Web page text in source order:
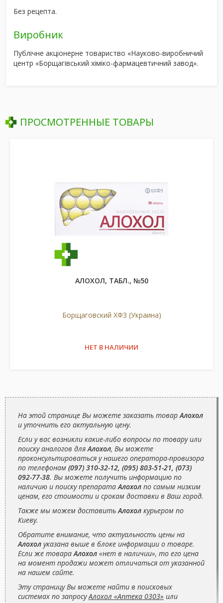
Без рецепта.
Виробник
Публічне акціонерне товариство «Науково-виробничий
центр «Борщагівський хіміко-фармацевтичний завод».
ПРОСМОТРЕННЫЕ ТОВАРЫ
АЛОХОЛ, ТАБЛ., №50
Борщаговский ХФЗ (Украина)
НЕТ В НАЛИЧИИ
На этой странице Вы можете заказать товарАлохол
и уточнить его актуальную цену.
Если у вас возникли какие-либо вопросы по товару или
поиску аналогов дляАлохол, Вы можете
проконсультироваться у нашего оператора-провизора
по телефонам (097) 310-32-12, (095) 803-51-21, (073)
092-77-38. Вы можете получить информацию по
наличию и поиску препаратаАлохол по самым низким
ценам, его стоимости и срокам доставки в Ваш город.
Также мы можем доставитьАлохол курьером по
Киеву.
Обратите внимание, что актуальность цены на
Алохол указана выше в блоке информации о товаре.
Если же товараАлохол «нет в наличии», то его цена
на момент продажи может отличаться от указанной
на нашем сайте.
Эту страницу Вы можете найти в поисковых
системах по запросуАлохол «Аптека 0303» или